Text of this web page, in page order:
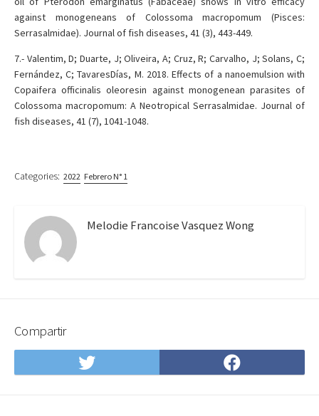
against monogeneans of Colossoma macropomum (Pisces:
Serrasalmidae). Journal of fish diseases, 41 (3), 443-449.
7.- Valentim, D; Duarte, J; Oliveira, A; Cruz, R; Carvalho, J; Solans, C;
Fernández, C; TavaresDías, M. 2018. Effects of a nanoemulsion with
Copaifera officinalis oleoresin against monogenean parasites of
Colossoma macropomum: A Neotropical Serrasalmidae. Journal of
fish diseases, 41 (7), 1041-1048.
Categories: 2022 Febrero N° 1
Melodie Francoise Vasquez Wong
Compartir
Compartir
en
Compartir
en